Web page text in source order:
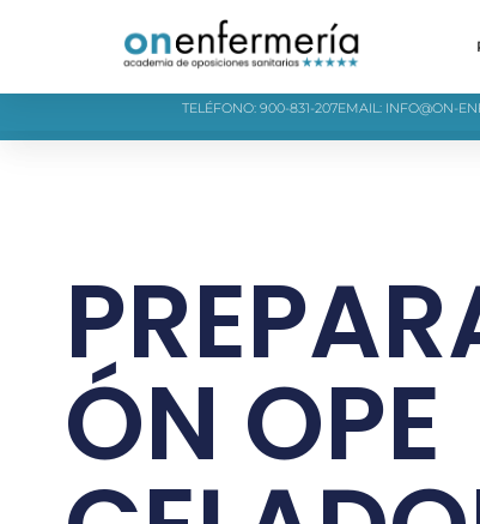
TELÉFONO: 900-831-207EMAIL: INFO@ON-
ÓN OPE